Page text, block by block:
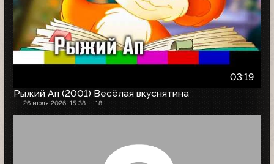
03:19
Рыжий Ап (2001) Весёлая вкуснятина
26 июля 2026, 15:38 18